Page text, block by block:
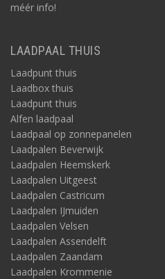
méér info!
LAADPAAL THUIS
Laadpunt thuis
Laadbox thuis
Laadpunt thuis
Alfen laadpaal
Laadpaal op zonnepanelen
Laadpalen Beverwijk
Laadpalen Heemskerk
Laadpalen Uitgeest
Laadpalen Castricum
Laadpalen IJmuiden
Laadpalen Velsen
Laadpalen Assendelft
Laadpalen Zaandam
Laadpalen Krommenie